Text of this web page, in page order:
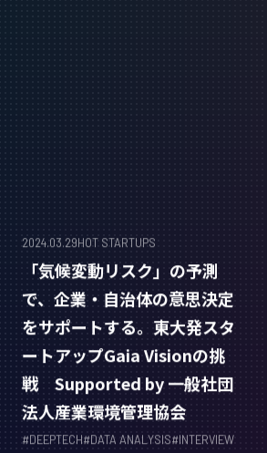
2024.03.29HOT STARTUPS
「気候変動リスク」の予測
で、企業・自治体の意思決定
をサポートする。東大発スタ
ートアップGaia Visionの挑
戦 Supported by 一般社団
法人産業環境管理協会
#DEEPTECH#DATA ANALYSIS#INTERVIEW